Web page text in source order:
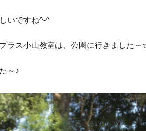
いですね^‐^
ラス小山教室は、公園に行きました
～♪